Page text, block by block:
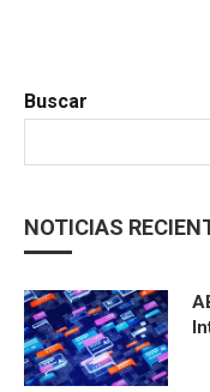
Buscar
NOTICIAS